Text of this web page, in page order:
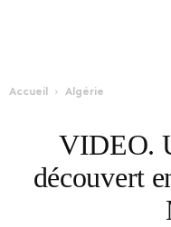
Accueil Algérie
VIDEO.
découvert